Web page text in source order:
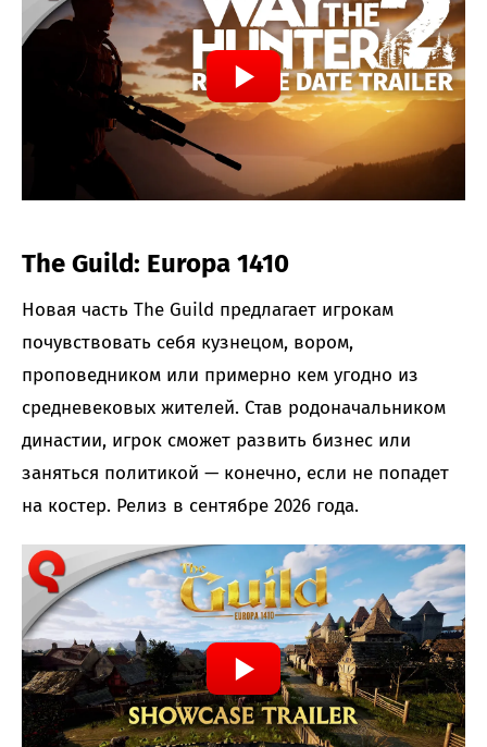
The Guild: Europa 1410
Новая часть The Guild предлагает игрокам
почувствовать себя кузнецом, вором,
проповедником или примерно кем угодно из
средневековых жителей. Став родоначальником
династии, игрок сможет развить бизнес или
заняться политикой — конечно, если не попадет
на костер. Релиз в сентябре 2026 года.